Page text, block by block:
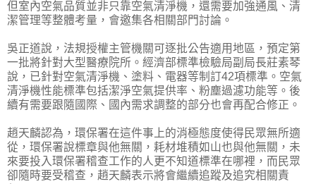
但室內空氣品質並非只靠空氣清淨機，還需要加強通風、清
潔管理等整體考量，會邀集各相關部門討論。
吳正道說，法規授權主管機關可逐批公告適用地區，預定第
一批將針對大型醫療院所。經濟部標準檢驗局副局長莊素琴
說，已針對空氣清淨機、塗料、電器等制訂42項標準。空氣
清淨機性能標準包括潔淨空氣提供率、粉塵過濾功能等。後
續有需要跟隨國際、國內需求調整的部分也會再配合修正。
趙天麟認為，環保署在這件事上的消極態度使得民眾無所適
從，環保署說標章與他無關，耗材堆積如山也與他無關，未
來要投入環保署稽查工作的人更不知道標準在哪裡，而民眾
卻隨時要受稽查，趙天麟表示將會繼續追蹤及追究相關責